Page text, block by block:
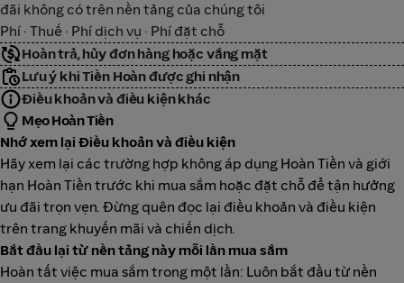
đãi không có trên nền tảng của chúng tôi
Phí · Thuế · Phí dịch vụ · Phí đặt chỗ
Hoàn trả, hủy đơn hàng hoặc vắng mặt
Lưu ý khi Tiền Hoàn được ghi nhận
Điều khoản và điều kiện khác
Mẹo Hoàn Tiền
Nhớ xem lại Điều khoản và điều kiện
Hãy xem lại các trường hợp không áp dụng Hoàn Tiền và giới
hạn Hoàn Tiền trước khi mua sắm hoặc đặt chỗ để tận hưởng
ưu đãi trọn vẹn. Đừng quên đọc lại điều khoản và điều kiện
trên trang khuyến mãi và chiến dịch.
Bắt đầu lại từ nền tảng này mỗi lần mua sắm
Hoàn tất việc mua sắm trong một lần: Luôn bắt đầu từ nền